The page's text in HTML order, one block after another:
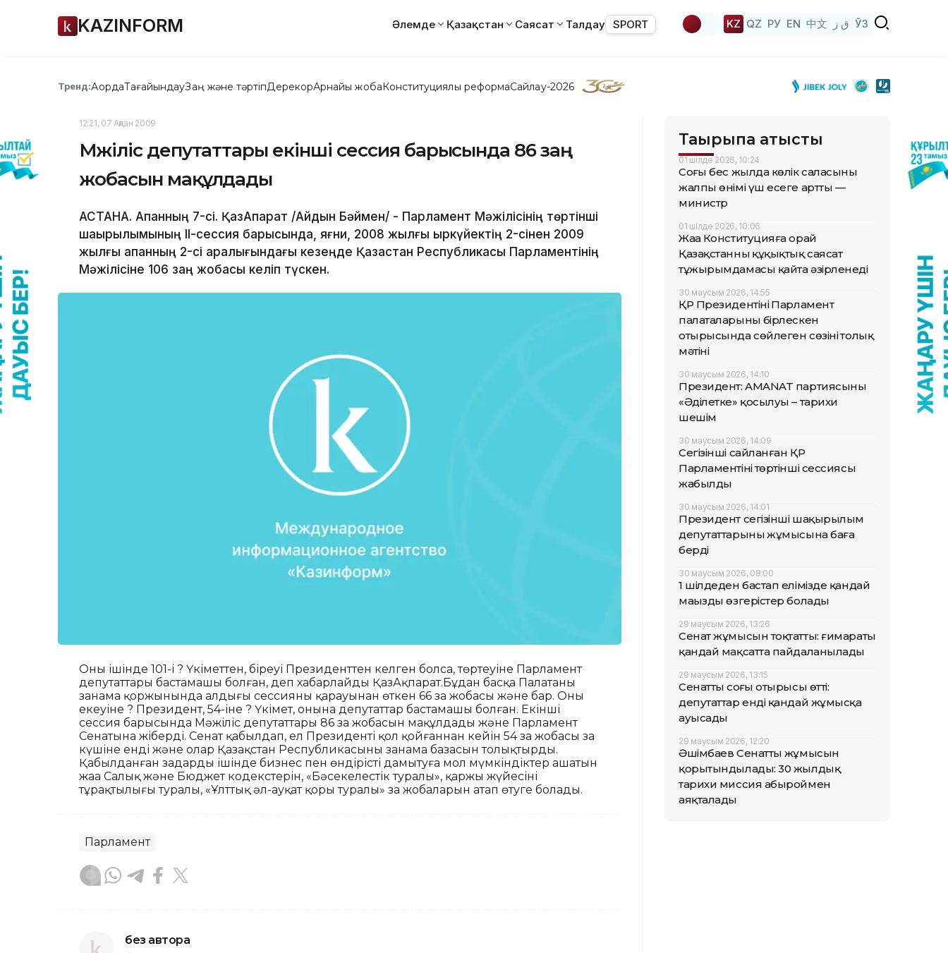
KAZINFORM Әлемде Қазақстан Саясат Талдау SPORT KZ QZ РУ EN 中文 ق ز ЎЗ
Тренд:АқордаТағайындауЗаң және тәртіпДерекқорАрнайы жобаКонституциялық реформаСайлау-2026
12:21, 07 Ақпан 2009
Мәжіліс депутаттары екінші сессия барысында 86 заң
жобасын мақұлдады
АСТАНА. Ақпанның 7-сі. ҚазАқпарат /Айдын Бәймен/ - Парламент Мәжілісінің төртінші
шақырылымының ІІ-сессия барысында, яғни, 2008 жылғы қыркүйектің 2-сінен 2009
жылғы ақпанның 2-сі аралығындағы кезеңде Қазақстан Республикасы Парламентінің
Мәжілісіне 106 заң жобасы келіп түскен.
Оның ішінде 101-і ? Үкіметтен, біреуі Президенттен келген болса, төртеуіне Парламент
депутаттары бастамашы болған, деп хабарлайды ҚазАқпарат.Бұдан басқа Палатаның
заңнама қоржынында алдыңғы сессияның қарауынан өткен 66 заң жобасы және бар. Оның
екеуіне ? Президент, 54-іне ? Үкімет, онына депутаттар бастамашы болған. Екінші
сессия барысында Мәжіліс депутаттары 86 заң жобасын мақұлдады және Парламент
Сенатына жіберді. Сенат қабылдап, ел Президенті қол қойғаннан кейін 54 заң жобасы заң
күшіне енді және олар Қазақстан Республикасының заңнама базасын толықтырды.
Қабылданған заңдардың ішінде бизнес пен өндірісті дамытуға мол мүмкіндіктер ашатын
жаңа Салық және Бюджет кодекстерін, «Бәсекелестік туралы», қаржы жүйесінің
тұрақтылығы туралы, «Ұлттық әл-ауқат қоры туралы» заң жобаларын атап өтуге болады.
Парламент
без автора
Тақырыпқа қатысты
01 шілде 2026, 10:24
Соңғы бес жылда көлік саласының
жалпы өнімі үш есеге артты —
министр
01 шілде 2026, 10:06
Жаңа Конституцияға орай
Қазақстанның құқықтық саясат
тұжырымдамасы қайта әзірленеді
30 маусым 2026, 14:55
ҚР Президентінің Парламент
палаталарының бірлескен
отырысында сөйлеген сөзінің толық
мәтіні
30 маусым 2026, 14:10
Президент: AMANAT партиясының
«Әділетке» қосылуы – тарихи
шешім
30 маусым 2026, 14:09
Сегізінші сайланған ҚР
Парламентінің төртінші сессиясы
жабылды
30 маусым 2026, 14:01
Президент сегізінші шақырылым
депутаттарының жұмысына баға
берді
30 маусым 2026, 08:00
1 шілдеден бастап елімізде қандай
маңызды өзгерістер болады
29 маусым 2026, 13:26
Сенат жұмысын тоқтатты: ғимараты
қандай мақсатта пайдаланылады
29 маусым 2026, 13:15
Сенаттың соңғы отырысы өтті:
депутаттар енді қандай жұмысқа
ауысады
29 маусым 2026, 12:20
Әшімбаев Сенаттың жұмысын
қорытындылады: 30 жылдық
тарихи миссия абыроймен
аяқталады